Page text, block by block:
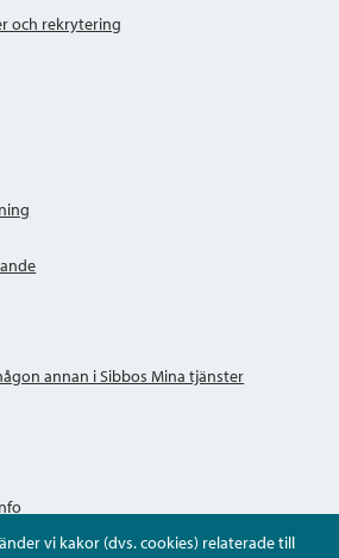
vi kakor (dvs. cookies) relaterade till
och rekrytering
annan i Sibbos Mina tjänster